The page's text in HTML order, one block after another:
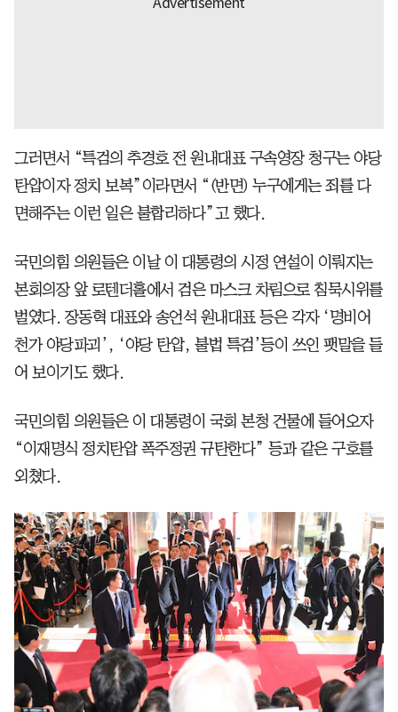
그러면서 “특검의 추경호 전 원내대표 구속영장 청구는 야당
탄압이자 정치 보복”이라면서 “(반면) 누구에게는 죄를 다
면해주는 이런 일은 불합리하다”고 했다.
국민의힘 의원들은 이날 이 대통령의 시정 연설이 이뤄지는
본회의장 앞 로텐더홀에서 검은 마스크 차림으로 침묵시위를
벌였다. 장동혁 대표와 송언석 원내대표 등은 각자 ‘명비어
천가 야당파괴’, ‘야당 탄압, 불법 특검’등이 쓰인 팻말을 들
어 보이기도 했다.
국민의힘 의원들은 이 대통령이 국회 본청 건물에 들어오자
“이재명식 정치탄압 폭주정권 규탄한다” 등과 같은 구호를
외쳤다.